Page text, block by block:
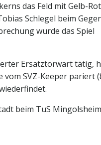
das Feld mit Gelb-Rot
Schlegel beim
wurde das Spiel
Ersatztorwart tätig,
SVZ-Keeper pariert
beim TuS